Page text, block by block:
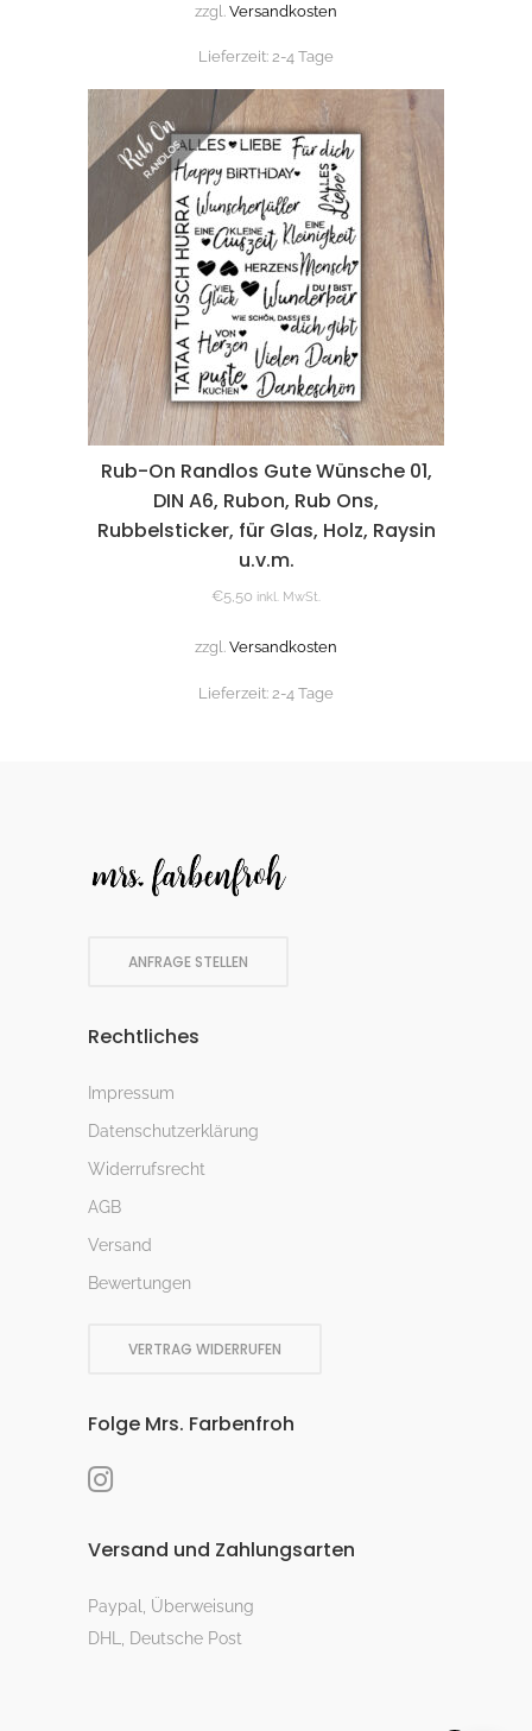
zzgl. Versandkosten
Lieferzeit: 2-4 Tage
Rub-On Randlos Gute Wünsche 01,
DIN A6, Rubon, Rub Ons,
Rubbelsticker, für Glas, Holz, Raysin
u.v.m.
€5,50 inkl. MwSt.
zzgl. Versandkosten
Lieferzeit: 2-4 Tage
ANFRAGE STELLEN
Rechtliches
Impressum
Datenschutzerklärung
Widerrufsrecht
AGB
Versand
Bewertungen
VERTRAG WIDERRUFEN
Folge Mrs. Farbenfroh
Versand und Zahlungsarten
Paypal, Überweisung
DHL, Deutsche Post